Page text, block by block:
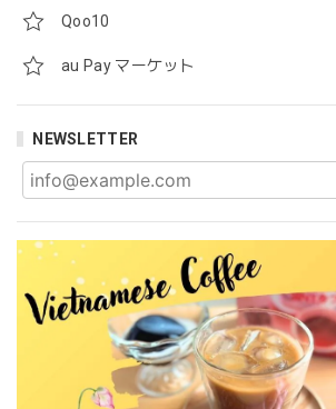
Qoo10
au Pay マーケット
NEWSLETTER